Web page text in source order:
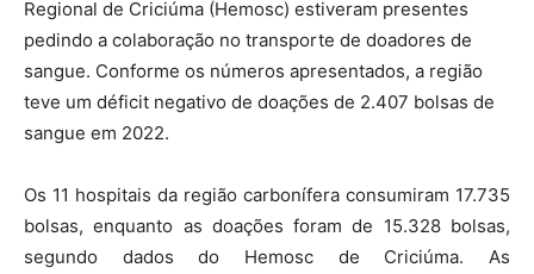
Regional de Criciúma (Hemosc) estiveram presentes
pedindo a colaboração no transporte de doadores de
sangue. Conforme os números apresentados, a região
teve um déficit negativo de doações de 2.407 bolsas de
sangue em 2022.
Os 11 hospitais da região carbonífera consumiram 17.735
bolsas, enquanto as doações foram de 15.328 bolsas,
segundo dados do Hemosc de Criciúma. As